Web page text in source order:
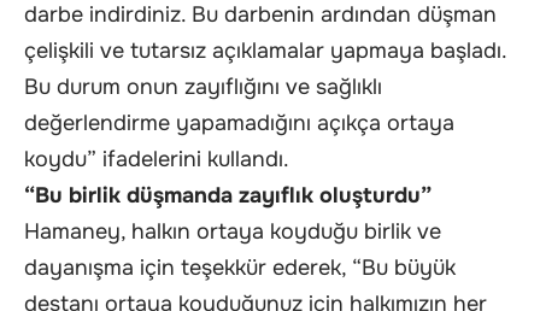
darbe indirdiniz. Bu darbenin ardından düşman
çelişkili ve tutarsız açıklamalar yapmaya başladı.
Bu durum onun zayıflığını ve sağlıklı
değerlendirme yapamadığını açıkça ortaya
koydu” ifadelerini kullandı.
“Bu birlik düşmanda zayıflık oluşturdu”
Hamaney, halkın ortaya koyduğu birlik ve
dayanışma için teşekkür ederek, “Bu büyük
destanı ortaya koyduğunuz için halkımızın her